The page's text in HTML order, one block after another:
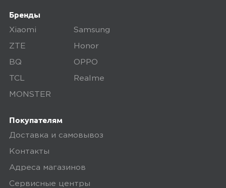
Дополнительные вопросы вы можете
Бренды
Xiaomi Samsung
ZTE Honor
BQ OPPO
TCL Realme
MONSTER
Покупателям
Доставка и самовывоз
Контакты
Адреса магазинов
Сервисные центры